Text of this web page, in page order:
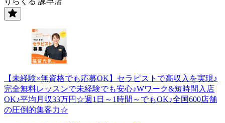
【未経験×無資格でも応募OK】セラピストで高収入を実現♪
完全無料レッスンで未経験でも安心♪Wワーク&短時間入店
OK♪平均月収33万円☆週1日～1時間～でもOK♪全国600店舗
の圧倒的集客力☆